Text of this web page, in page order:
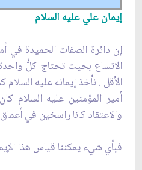
إيمان علي عليه السلام
إن دائرة الصفات الحميدة في
الاتساع بحيث تحتاج كلُّ
الأقل . نأخذ إيمانه عليه السلام
أمير المؤمنين عليه السلام
والاعتقاد كانا راسخين في
فبأي شيء يمكننا قياس هذا